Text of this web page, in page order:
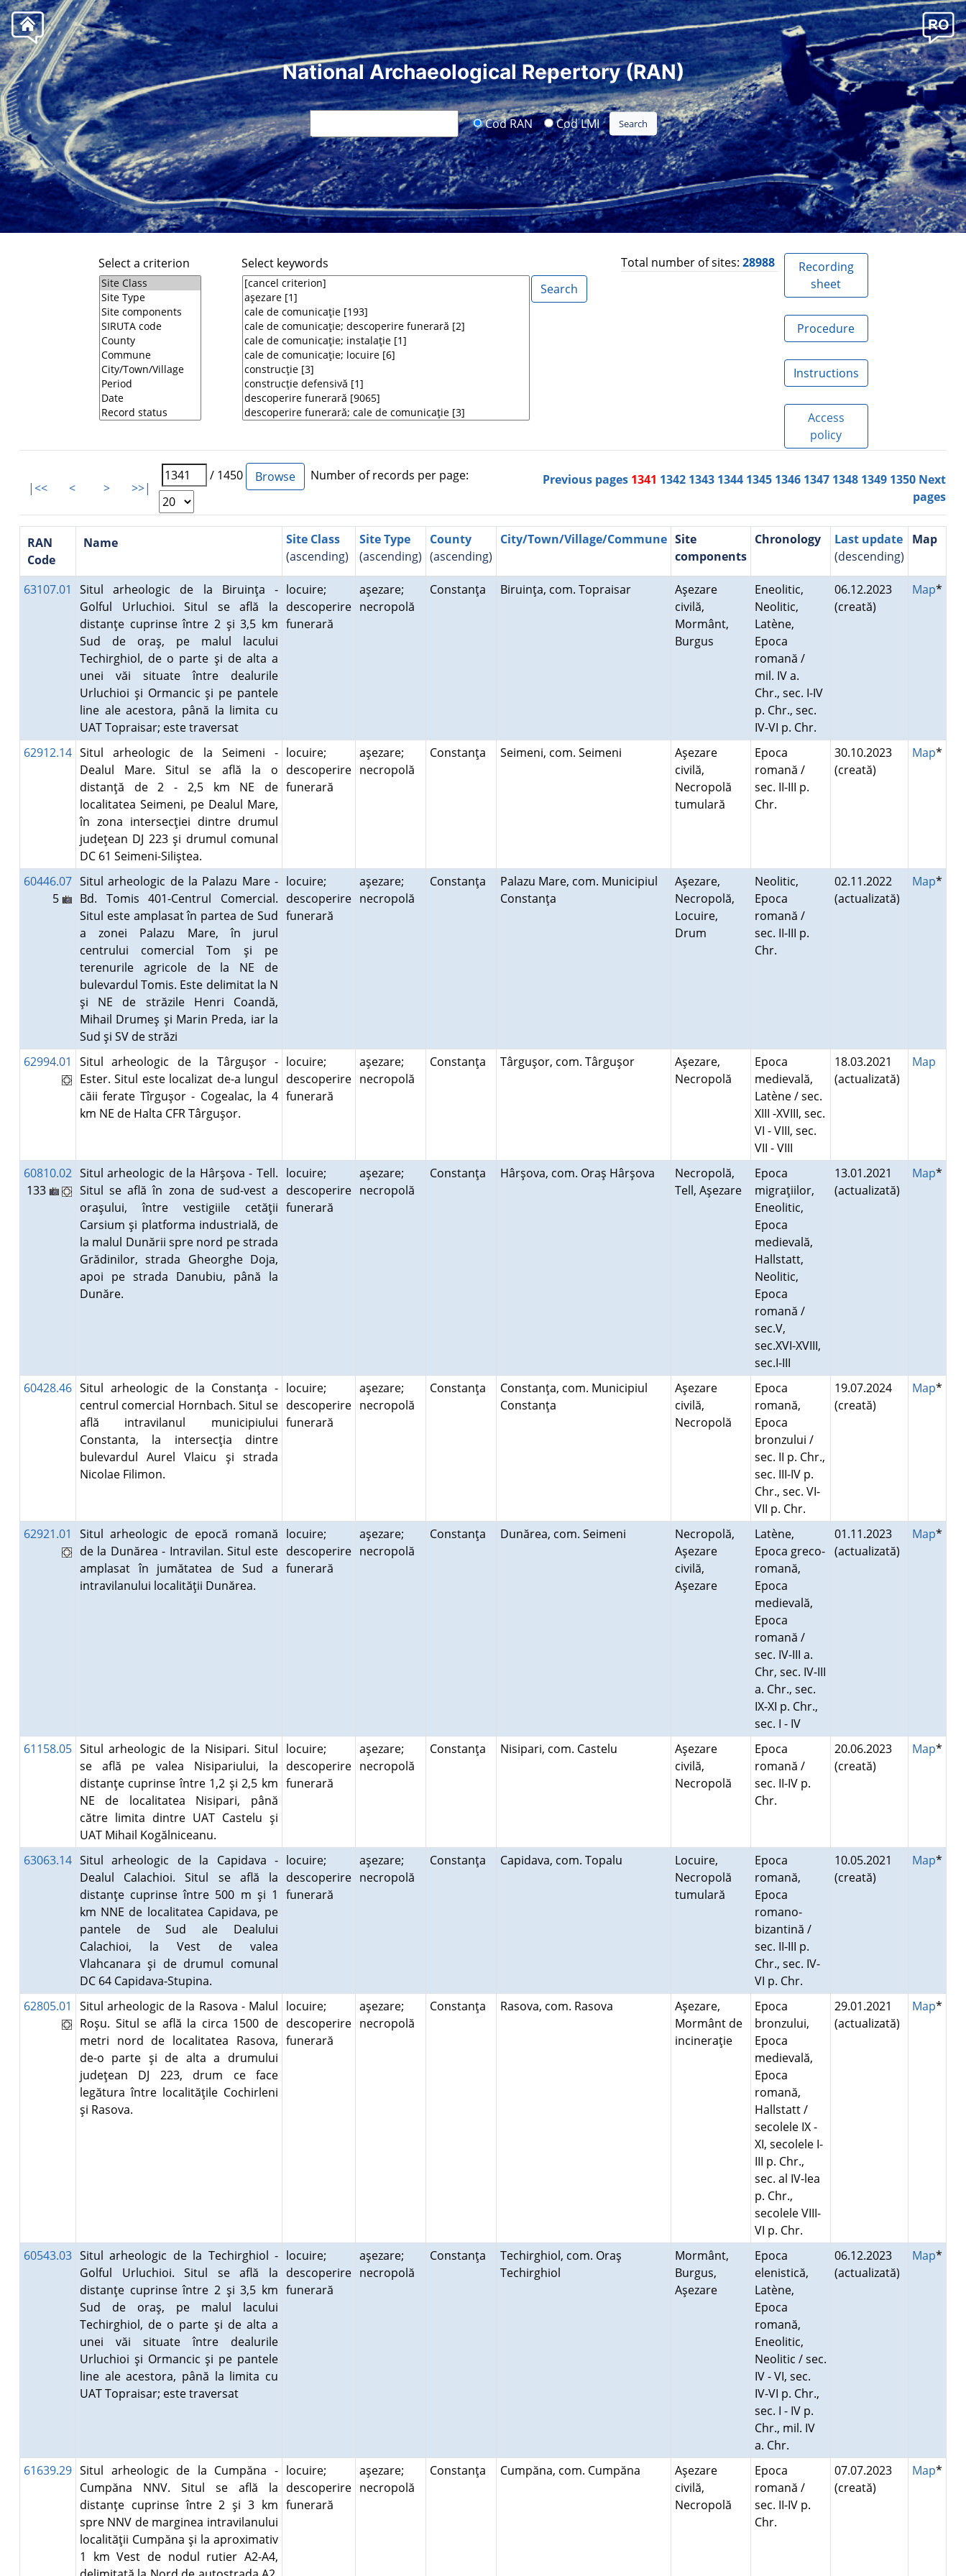
National Archaeological Repertory (RAN)
Cod RAN Cod LMI
Select a criterion Select keywords Total number of sites: 28988
Recording
sheet
Procedure
Instructions
Access
policy
|<< < > >>|
/ 1450 Number of records per page: Previous pages 1341 1342 1343 1344 1345 1346 1347 1348 1349 1350 Next
pages
RAN
Code
Name
Site Class
(ascending)
Site Type
(ascending)
County
(ascending)
City/Town/Village/Commune Site
components
Chronology
Last update
(descending)
Map
63107.01
Situl arheologic de la Biruinţa -
Golful Urluchioi. Situl se află la
distanţe cuprinse între 2 şi 3,5 km
Sud de oraş, pe malul lacului
Techirghiol, de o parte şi de alta a
unei văi situate între dealurile
Urluchioi şi Ormancic şi pe pantele
line ale acestora, până la limita cu
UAT Topraisar; este traversat
locuire;
descoperire
funerară
aşezare;
necropolă
Constanţa Biruinţa, com. Topraisar
Aşezare
civilă,
Mormânt,
Burgus
Eneolitic,
Neolitic,
Latène,
Epoca
romană /
mil. IV a.
Chr., sec. I-IV
p. Chr., sec.
IV-VI p. Chr.
06.12.2023
(creată)
Map*
62912.14 Situl arheologic de la Seimeni -
Dealul Mare. Situl se află la o
distanţă de 2 - 2,5 km NE de
localitatea Seimeni, pe Dealul Mare,
în zona intersecţiei dintre drumul
judeţean DJ 223 şi drumul comunal
DC 61 Seimeni-Siliştea.
locuire;
descoperire
funerară
aşezare;
necropolă
Constanţa Seimeni, com. Seimeni
Aşezare
civilă,
Necropolă
tumulară
Epoca
romană /
sec. II-III p.
Chr.
30.10.2023
(creată)
Map*
60446.07
5
Situl arheologic de la Palazu Mare -
Bd. Tomis 401-Centrul Comercial.
Situl este amplasat în partea de Sud
a zonei Palazu Mare, în jurul
centrului comercial Tom şi pe
terenurile agricole de la NE de
bulevardul Tomis. Este delimitat la N
şi NE de străzile Henri Coandă,
Mihail Drumeş şi Marin Preda, iar la
Sud şi SV de străzi
locuire;
descoperire
funerară
aşezare;
necropolă
Constanţa
Palazu Mare, com. Municipiul
Constanţa
Aşezare,
Necropolă,
Locuire,
Drum
Neolitic,
Epoca
romană /
sec. II-III p.
Chr.
02.11.2022
(actualizată)
Map*
62994.01
Situl arheologic de la Târguşor -
Ester. Situl este localizat de-a lungul
căii ferate Tîrguşor - Cogealac, la 4
km NE de Halta CFR Târguşor.
locuire;
descoperire
funerară
aşezare;
necropolă
Constanţa Târguşor, com. Târguşor
Aşezare,
Necropolă
Epoca
medievală,
Latène / sec.
XIII -XVIII, sec.
VI - VIII, sec.
VII - VIII
18.03.2021
(actualizată)
Map
60810.02
133
Situl arheologic de la Hârşova - Tell.
Situl se află în zona de sud-vest a
oraşului, între vestigiile cetăţii
Carsium şi platforma industrială, de
la malul Dunării spre nord pe strada
Grădinilor, strada Gheorghe Doja,
apoi pe strada Danubiu, până la
Dunăre.
locuire;
descoperire
funerară
aşezare;
necropolă
Constanţa Hârşova, com. Oraş Hârşova
Necropolă,
Tell, Aşezare
Epoca
migraţiilor,
Eneolitic,
Epoca
medievală,
Hallstatt,
Neolitic,
Epoca
romană /
sec.V,
sec.XVI-XVIII,
sec.I-III
13.01.2021
(actualizată)
Map*
60428.46 Situl arheologic de la Constanţa -
centrul comercial Hornbach. Situl se
află intravilanul municipiului
Constanta, la intersecţia dintre
bulevardul Aurel Vlaicu şi strada
Nicolae Filimon.
locuire;
descoperire
funerară
aşezare;
necropolă
Constanţa
Constanţa, com. Municipiul
Constanţa
Aşezare
civilă,
Necropolă
Epoca
romană,
Epoca
bronzului /
sec. II p. Chr.,
sec. III-IV p.
Chr., sec. VI-
VII p. Chr.
19.07.2024
(creată)
Map*
62921.01
Situl arheologic de epocă romană
de la Dunărea - Intravilan. Situl este
amplasat în jumătatea de Sud a
intravilanului localităţii Dunărea.
locuire;
descoperire
funerară
aşezare;
necropolă
Constanţa Dunărea, com. Seimeni
Necropolă,
Aşezare
civilă,
Aşezare
Latène,
Epoca greco-
romană,
Epoca
medievală,
Epoca
romană /
sec. IV-III a.
Chr, sec. IV-III
a. Chr., sec.
IX-XI p. Chr.,
sec. I - IV
01.11.2023
(actualizată)
Map*
61158.05 Situl arheologic de la Nisipari. Situl
se află pe valea Nisipariului, la
distanţe cuprinse între 1,2 şi 2,5 km
NE de localitatea Nisipari, până
către limita dintre UAT Castelu şi
UAT Mihail Kogălniceanu.
locuire;
descoperire
funerară
aşezare;
necropolă
Constanţa Nisipari, com. Castelu
Aşezare
civilă,
Necropolă
Epoca
romană /
sec. II-IV p.
Chr.
20.06.2023
(creată)
Map*
63063.14 Situl arheologic de la Capidava -
Dealul Calachioi. Situl se află la
distanţe cuprinse între 500 m şi 1
km NNE de localitatea Capidava, pe
pantele de Sud ale Dealului
Calachioi, la Vest de valea
Vlahcanara şi de drumul comunal
DC 64 Capidava-Stupina.
locuire;
descoperire
funerară
aşezare;
necropolă
Constanţa Capidava, com. Topalu
Locuire,
Necropolă
tumulară
Epoca
romană,
Epoca
romano-
bizantină /
sec. II-III p.
Chr., sec. IV-
VI p. Chr.
10.05.2021
(creată)
Map*
62805.01
Situl arheologic de la Rasova - Malul
Roşu. Situl se află la circa 1500 de
metri nord de localitatea Rasova,
de-o parte şi de alta a drumului
judeţean DJ 223, drum ce face
legătura între localităţile Cochirleni
şi Rasova.
locuire;
descoperire
funerară
aşezare;
necropolă
Constanţa Rasova, com. Rasova
Aşezare,
Mormânt de
incineraţie
Epoca
bronzului,
Epoca
medievală,
Epoca
romană,
Hallstatt /
secolele IX -
XI, secolele I-
III p. Chr.,
sec. al IV-lea
p. Chr.,
secolele VIII-
VI p. Chr.
29.01.2021
(actualizată)
Map*
60543.03 Situl arheologic de la Techirghiol -
Golful Urluchioi. Situl se află la
distanţe cuprinse între 2 şi 3,5 km
Sud de oraş, pe malul lacului
Techirghiol, de o parte şi de alta a
unei văi situate între dealurile
Urluchioi şi Ormancic şi pe pantele
line ale acestora, până la limita cu
UAT Topraisar; este traversat
locuire;
descoperire
funerară
aşezare;
necropolă
Constanţa
Techirghiol, com. Oraş
Techirghiol
Mormânt,
Burgus,
Aşezare
Epoca
elenistică,
Latène,
Epoca
romană,
Eneolitic,
Neolitic / sec.
IV - VI, sec.
IV-VI p. Chr.,
sec. I - IV p.
Chr., mil. IV
a. Chr.
06.12.2023
(actualizată)
Map*
61639.29 Situl arheologic de la Cumpăna -
Cumpăna NNV. Situl se află la
distanţe cuprinse între 2 şi 3 km
spre NNV de marginea intravilanului
localităţii Cumpăna şi la aproximativ
1 km Vest de nodul rutier A2-A4,
locuire;
descoperire
funerară
aşezare;
necropolă
Constanţa Cumpăna, com. Cumpăna
Aşezare
civilă,
Necropolă
Epoca
romană /
sec. II-IV p.
Chr.
07.07.2023
(creată)
Map*